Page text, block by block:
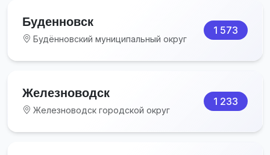
Буденновск
Будённовский муниципальный округ
1 573
Железноводск
Железноводск городской округ
1 233